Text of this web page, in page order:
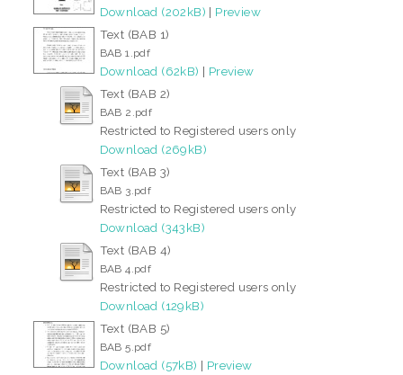
Download (202kB) | Preview
Text (BAB 1)
BAB 1.pdf
Download (62kB) | Preview
Text (BAB 2)
BAB 2.pdf
Restricted to Registered users only
Download (269kB)
Text (BAB 3)
BAB 3.pdf
Restricted to Registered users only
Download (343kB)
Text (BAB 4)
BAB 4.pdf
Restricted to Registered users only
Download (129kB)
Text (BAB 5)
BAB 5.pdf
Download (57kB) | Preview